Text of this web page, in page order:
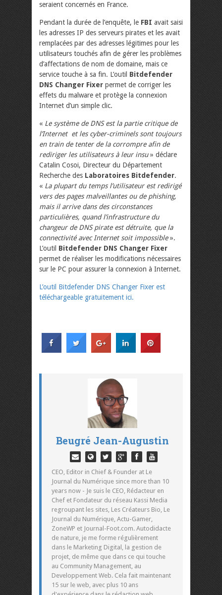
seraient concernés en France.
Pendant la durée de l’enquête, le FBI avait saisi
les adresses IP des serveurs pirates et les avait
remplacées par des adresses légitimes pour les
utilisateurs touchés afin de gérer les problèmes
d’affectations de nom de domaine, mais ce
service touche à sa fin. L’outil Bitdefender
DNS Changer Fixer permet de corriger les
effets du malware et protège la connexion
Internet d’un simple clic.
« Le système de DNS est la partie critique de
l’Internet et les cyber-criminels sont toujours
en train de tenter de la corrompre afin de
rediriger les utilisateurs à leur insu» déclare
Catalin Cosoi, Directeur du Département
Recherche des Laboratoires Bitdefender.
« La plupart du temps l’utilisateur est redirigé
vers des pages malveillantes ou de phishing,
mais il arrive dans des circonstances
particulières, quand l’infrastructure du
changeur de DNS pirate est détruite, que la
connectivité avec Internet soit impossible».
L’outil Bitdefender DNS Changer Fixer
permet de réaliser les modifications nécessaires
sur le PC pour assurer la connexion à Internet.
L’outil Bitdefender DNS Changer Fixer est
téléchargeable gratuitement ici.
Beugré Jean-Augustin
CEO, Editor in Chief & Founder at Le
Journal du Numérique since more than 10
years now - Je suis le CEO, Rédacteur en
Chef et Fondateur du réseau Kassi Media
regroupant les sites, Les Créateurs Bio, Le
Journal du Numérique, Actu-Gamer,
ZoneWP et Journal-Foot.com. Autodidacte
de nature, je me forme régulièrement
dans le Marketing Digital, la gestion de
projet, de même que dans ce qui touche
au Community Management, au
Developpement Web. Cela fait maintenant
15 sur le web, avec plus 10 ans